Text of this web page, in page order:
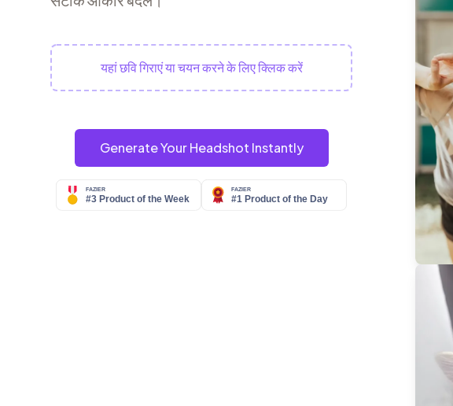
यहां छवि गिराएं या चयन करने के लिए क्लिक करें
Generate Your Headshot Instantly